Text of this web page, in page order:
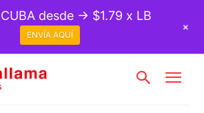
desde → $1.79 x LB
ENVÍA AQUÍ
+